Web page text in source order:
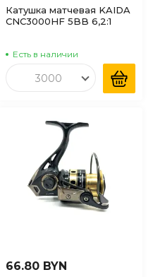
Катушка матчевая KAIDA
CNC3000HF 5BB 6,2:1
Есть в наличии
3000
66.80 BYN